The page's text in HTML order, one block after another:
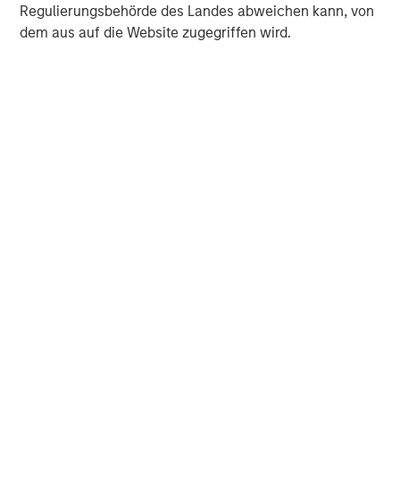
Regulierungsbehörde des Landes abweichen kann, von
dem aus auf die Website zugegriffen wird.
Morgan Stanley (NYSE: MS) is a leading global financial
services firm providing investment banking, securities,